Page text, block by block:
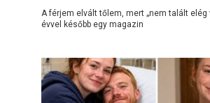
A férjem elvált tőlem, mert „nem talált elég
évvel később egy magazin